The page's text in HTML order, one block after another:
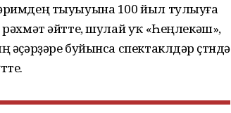
тыуыуына 100 йыл тулыуға
әйтте, шулай уҡ «Һеңлекәш»,
буйынса спектаклдәр өҫтөндә